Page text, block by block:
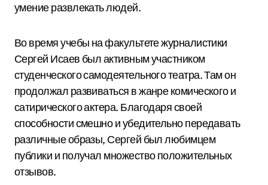
умение развлекать людей.
Во время учебы на факультете журналистики
Сергей Исаев был активным участником
студенческого самодеятельного театра. Там он
продолжал развиваться в жанре комического и
сатирического актера. Благодаря своей
способности смешно и убедительно передавать
различные образы, Сергей был любимцем
публики и получал множество положительных
отзывов.